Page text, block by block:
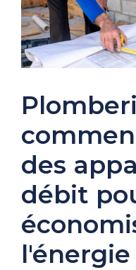
des
débit
l'énergie